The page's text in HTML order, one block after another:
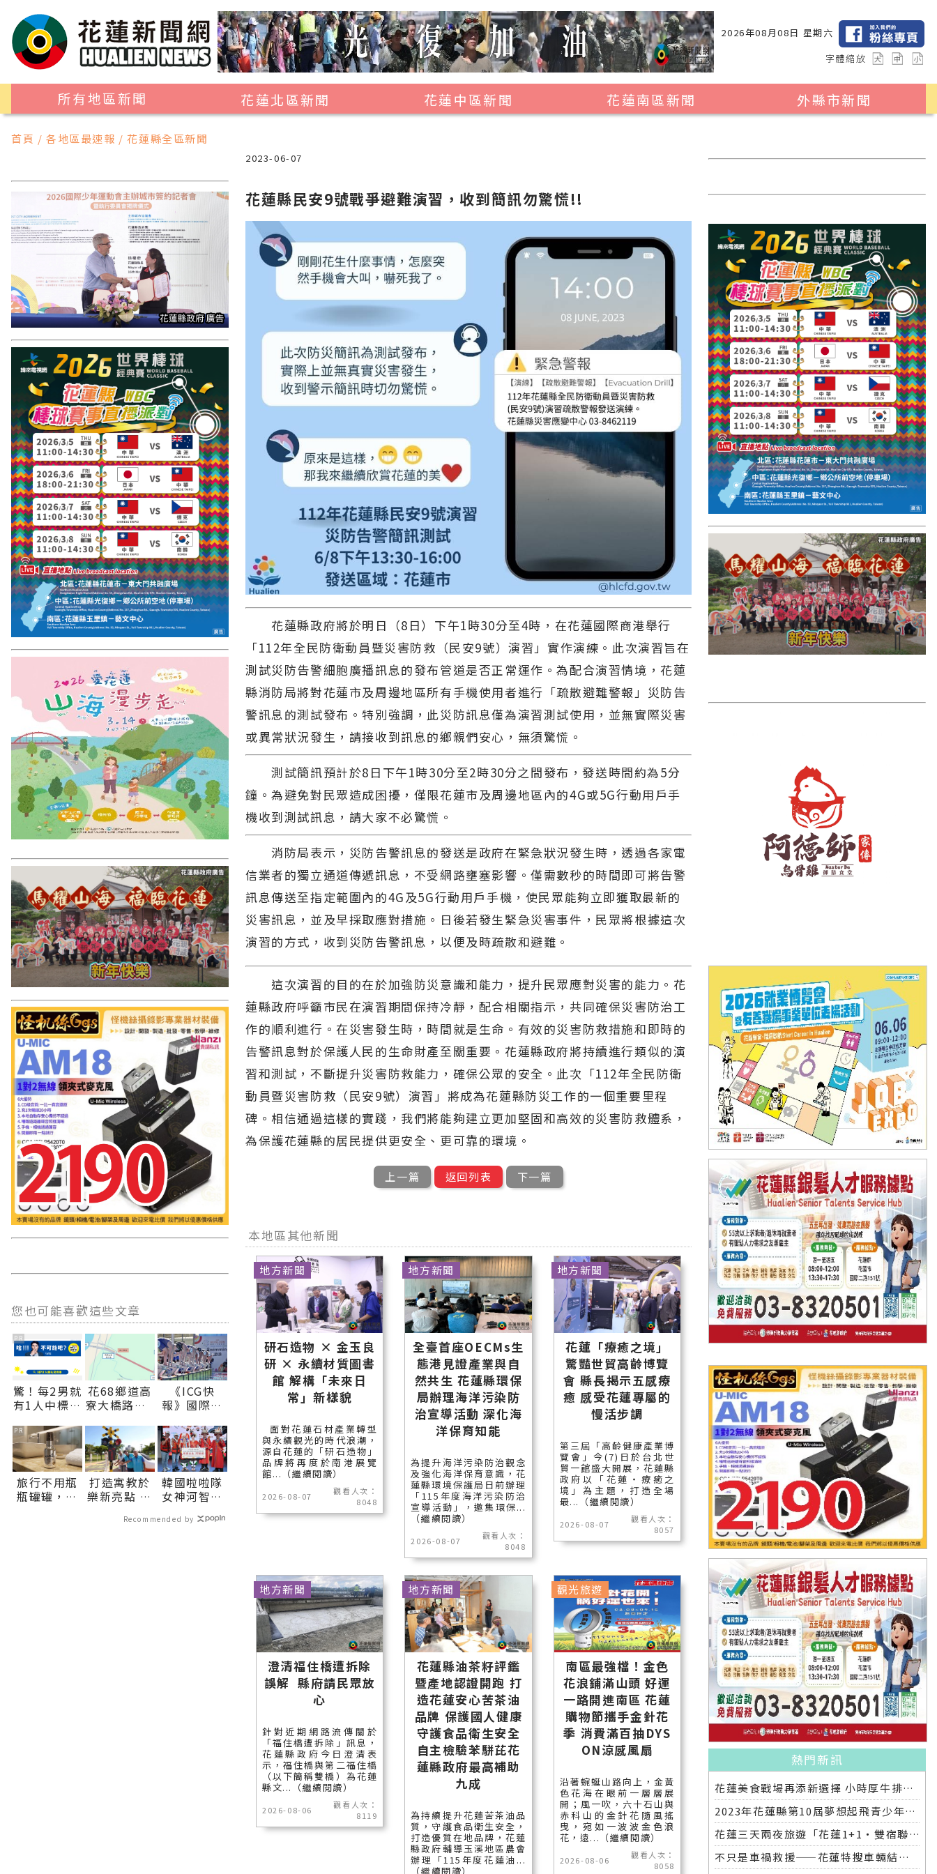
2026年08月08日 星期六
字體縮放
所有地區新聞
花蓮北區新聞
吉安鄉
秀林鄉
花蓮中區新聞
光復鄉
豐濱鄉
花蓮南區新聞
外縣市新聞
2024暑期夏令營專區
台中市
彰化縣
高雄市
國外報導
台東縣
關山鎮
苗栗縣
其他地區
新竹市
和平鄉
台南市
澎湖縣
香港
台東市
雲林縣
長濱鄉
彰化縣
首頁 / 各地區最速報 / 花蓮縣全區新聞
您也可能喜歡這些文章
驚！每2男就
有1人中標？
PR
花68鄉道高
寮大橋路段8
部份時段辦
理路面刨鋪
施工期間道
路封閉請用
路人提前改
道∣花蓮新
聞網官方網
《ICG快
報》國際少
泳池畔傳捷
報 中華臺北
泳將摘2金∣
花蓮新聞網
官方網站各
類新聞－最
快速的今日
旅行不用瓶
瓶罐罐，汎
PR
打造寓教於
樂新亮點 大
公園將開放
韓國啦啦隊
女神河智媛
攜手吉安鄉
Recommended by
2023-06-07
花蓮縣民安9號戰爭避難演習，收到簡訊勿驚慌!!
花蓮縣政府將於明日（8日）下午1時30分至4時，在花蓮國際商港舉行
「112年全民防衛動員暨災害防救（民安9號）演習」實作演練。此次演習旨在
測試災防告警細胞廣播訊息的發布管道是否正常運作。為配合演習情境，花蓮
縣消防局將對花蓮市及周邊地區所有手機使用者進行「疏散避難警報」災防告
警訊息的測試發布。特別強調，此災防訊息僅為演習測試使用，並無實際災害
或異常狀況發生，請接收到訊息的鄉親們安心，無須驚慌。
測試簡訊預計於8日下午1時30分至2時30分之間發布，發送時間約為5分
鐘。為避免對民眾造成困擾，僅限花蓮市及周邊地區內的4G或5G行動用戶手
機收到測試訊息，請大家不必驚慌。
消防局表示，災防告警訊息的發送是政府在緊急狀況發生時，透過各家電
信業者的獨立通道傳遞訊息，不受網路壅塞影響。僅需數秒的時間即可將告警
訊息傳送至指定範圍內的4G及5G行動用戶手機，使民眾能夠立即獲取最新的
災害訊息，並及早採取應對措施。日後若發生緊急災害事件，民眾將根據這次
演習的方式，收到災防告警訊息，以便及時疏散和避難。
這次演習的目的在於加強防災意識和能力，提升民眾應對災害的能力。花
蓮縣政府呼籲市民在演習期間保持冷靜，配合相關指示，共同確保災害防治工
作的順利進行。在災害發生時，時間就是生命。有效的災害防救措施和即時的
告警訊息對於保護人民的生命財產至關重要。花蓮縣政府將持續進行類似的演
習和測試，不斷提升災害防救能力，確保公眾的安全。此次「112年全民防衛
動員暨災害防救（民安9號）演習」將成為花蓮縣防災工作的一個重要里程
碑。相信通過這樣的實踐，我們將能夠建立更加堅固和高效的災害防救體系，
為保護花蓮縣的居民提供更安全、更可靠的環境。
上一篇 返回列表 下一篇
本地區其他新聞
研石造物 × 金玉良
研 × 永續材質圖書
館 解構「未來日
常」新樣貌
面對花蓮石材產業轉型
與永續觀光的時代浪潮，
源自花蓮的「研石造物」
品牌將再度於南港展覽
館...（繼續閱讀）
2026-08-07
觀看人次：
8048
地方新聞
全臺首座OECMs生
態港見證產業與自
然共生 花蓮縣環保
局辦理海洋污染防
治宣導活動 深化海
洋保育知能
為提升海洋污染防治觀念
及強化海洋保育意識，花
蓮縣環境保護局日前辦理
「115年度海洋污染防治
宣導活動」，邀集環保...
（繼續閱讀）
2026-08-07
觀看人次：
8048
地方新聞
花蓮「療癒之境」
驚豔世貿高齡博覽
會 縣長揭示五感療
癒 感受花蓮專屬的
慢活步調
第三屆「高齡健康產業博
覽會」今(7)日於台北世
貿一館盛大開展，花蓮縣
政府以「花蓮‧療癒之
境」為主題，打造全場
最...（繼續閱讀）
2026-08-07
觀看人次：
8057
地方新聞
澄清福住橋遭拆除
誤解 縣府請民眾放
心
針對近期網路流傳關於
「福住橋遭拆除」訊息，
花蓮縣政府今日澄清表
示，福住橋與第二福住橋
（以下簡稱雙橋）為花蓮
縣文...（繼續閱讀）
2026-08-06
觀看人次：
8119
地方新聞
花蓮縣油茶籽評鑑
暨產地認證開跑 打
造花蓮安心苦茶油
品牌 保護國人健康
守護食品衛生安全
自主檢驗苯駢芘花
蓮縣政府最高補助
九成
為持續提升花蓮苦茶油品
質，守護食品衛生安全，
打造優質在地品牌，花蓮
縣政府輔導玉溪地區農會
辦理「115年度花蓮油...
（繼續閱讀）
地方新聞
南區最強檔！金色
花浪鋪滿山頭 好運
一路開進南區 花蓮
購物節攜手金針花
季 消費滿百抽DYS
ON涼感風扇
沿著蜿蜒山路向上，金黃
色花海在眼前一層層展
開；風一吹，六十石山與
赤科山的金針花隨風搖
曳，宛如一波波金色浪
花，遠...（繼續閱讀）
2026-08-06
觀看人次：
8058
觀光旅遊
熱門新訊
花蓮美食戰場再添新選擇 小時厚牛排花蓮店明開幕
2023年花蓮縣第10屆夢想起飛青少年發明展 自強國中拿下第一名與第二名
花蓮三天兩夜旅遊「花蓮1+1‧雙宿聯名住房專案」好評加碼 即日起延長至2025年底
不只是車禍救援——花蓮特搜車輛結合繩索救援訓練